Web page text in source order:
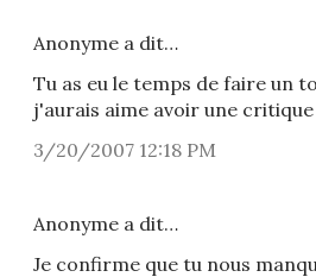
Anonyme a dit…
Tu as eu le temps de faire un
j'aurais aime avoir une
3/20/2007 12:18 PM
Anonyme a dit…
Je confirme que tu nous